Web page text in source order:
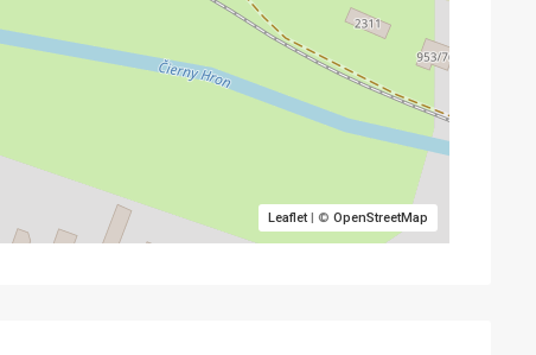
Leaflet| © OpenStreetMap